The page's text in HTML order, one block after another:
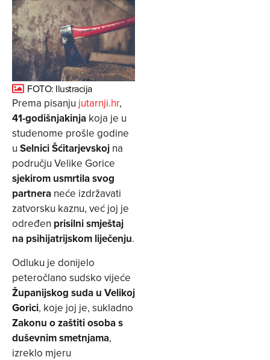
FOTO: Ilustracija
Prema pisanju jutarnji.hr,
41-godišnjakinja koja je u
studenome prošle godine
u Selnici Šćitarjevskoj na
području Velike Gorice
sjekirom usmrtila svog
partnera neće izdržavati
zatvorsku kaznu, već joj je
određen prisilni smještaj
na psihijatrijskom liječenju.
Odluku je donijelo
peteročlano sudsko vijeće
Županijskog suda u Velikoj
Gorici, koje joj je, sukladno
Zakonu o zaštiti osoba s
duševnim smetnjama,
izreklo mjeru